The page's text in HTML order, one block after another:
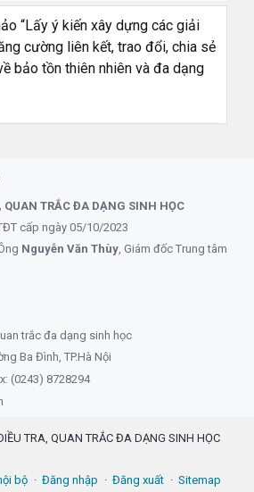
“Lấy ý kiến xây dựng các giải
cường liên kết, trao đổi, chia sẻ
bảo tồn thiên nhiên và đa dạng
QUAN TRẮC ĐA DẠNG SINH HỌC
cấp ngày 05/10/2023
Nguyễn Văn Thùy , Giám đốc Trung tâm
trắc đa dạng sinh học
Ba Đình, TP.Hà Nội
(0243) 8728294
TRA, QUAN TRẮC ĐA DẠNG SINH HỌC
bộ Đăng nhập Đăng xuất Sitemap